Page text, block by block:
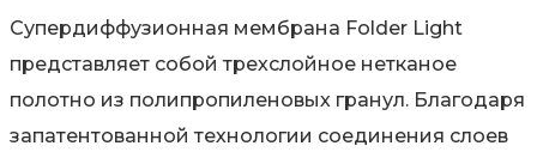
Супердиффузионная мембрана Folder Light
представляет собой трехслойное нетканое
полотно из полипропиленовых гранул. Благодаря
запатентованной технологии соединения слоев